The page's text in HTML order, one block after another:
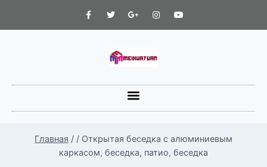
Главная / / Открытая беседка с алюминиевым
каркасом, беседка, патио, беседка